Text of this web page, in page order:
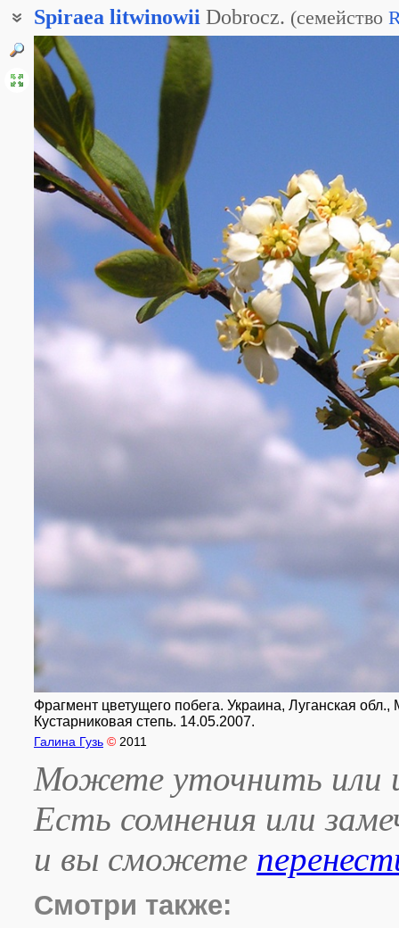
Spiraea litwinowii Dobrocz. (семейство
Фрагмент цветущего побега. Украина, Луганская
Кустарниковая степь. 14.05.2007.
Галина Гузь © 2011
Можете уточнить или
Есть сомнения или
и вы сможете
Смотри также: